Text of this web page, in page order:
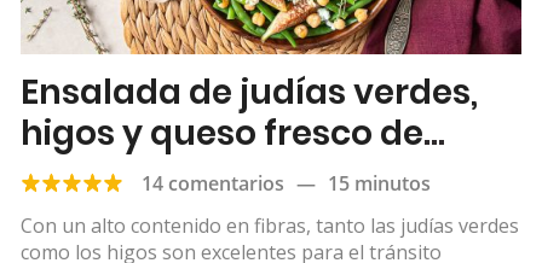
Ensalada de judías verdes,
higos y queso fresco de
cabra
14 comentarios — 15 minutos
Con un alto contenido en fibras, tanto las judías verdes
como los higos son excelentes para el tránsito